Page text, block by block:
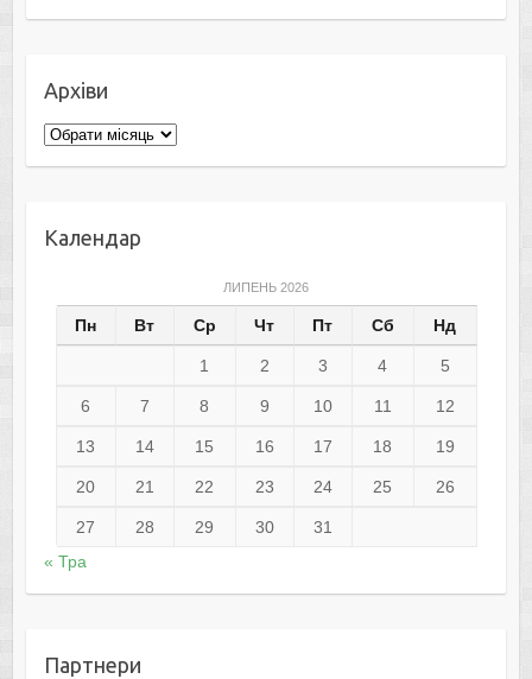
Архіви
Архіви
Календар
ЛИПЕНЬ 2026
Пн Вт Ср Чт Пт Сб Нд
1 2 3 4 5
6 7 8 9 10 11 12
13 14 15 16 17 18 19
20 21 22 23 24 25 26
27 28 29 30
31
« Тра
Партнери